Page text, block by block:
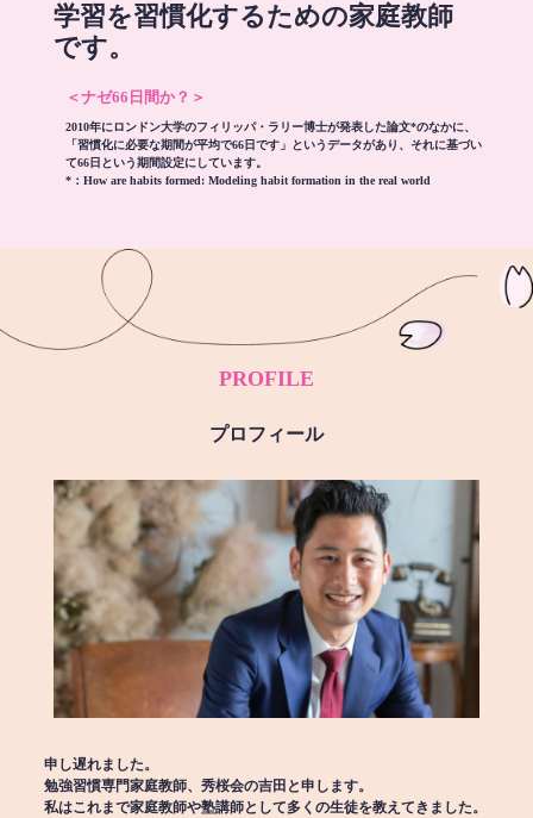
学習を習慣化するための家庭教師
です。
＜ナゼ66日間か？＞
2010年にロンドン大学のフィリッパ・ラリー博士が発表した論文*のなかに、
「習慣化に必要な期間が平均で66日です」というデータがあり、それに基づい
て66日という期間設定にしています。
*： How are habits formed: Modeling habit formation in the real world
PROFILE
プロフィール
申し遅れました。
勉強習慣専門家庭教師、秀桜会の吉田と申します。
私はこれまで家庭教師や塾講師として多くの生徒を教えてきました。